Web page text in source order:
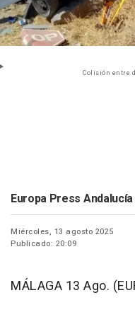
Colisión entre
Europa Press Andalucía
Miércoles, 13 agosto 2025
Publicado: 20:09
MÁLAGA 13 Ago.